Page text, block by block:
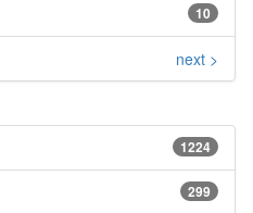
10
next >
1224
299